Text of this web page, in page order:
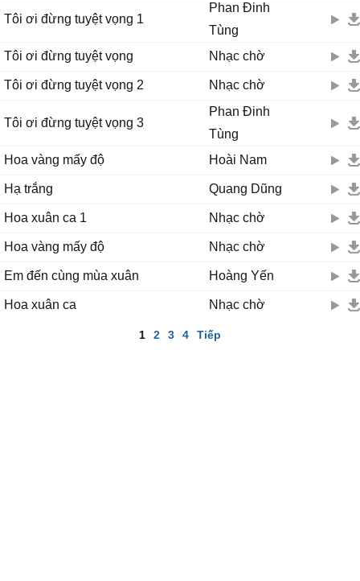
Tôi ơi đừng tuyệt vọng 1
Phan Đinh
Tùng
Tôi ơi đừng tuyệt vọng
Nhạc chờ
Tôi ơi đừng tuyệt vọng 2 Nhạc chờ
Tôi ơi đừng tuyệt vọng 3
Phan Đinh
Tùng
Hoa vàng mấy độ
Hoài Nam
Hạ trắng Quang Dũng
Hoa xuân ca 1 Nhạc chờ
Hoa vàng mấy độ Nhạc chờ
Em đến cùng mùa xuân Hoàng Yến
Hoa xuân ca Nhạc chờ
1 2 3 4 Tiếp